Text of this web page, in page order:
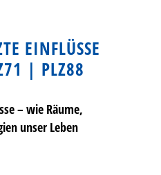
EINFLÜSSE
| PLZ88
– wie Räume,
unser Leben